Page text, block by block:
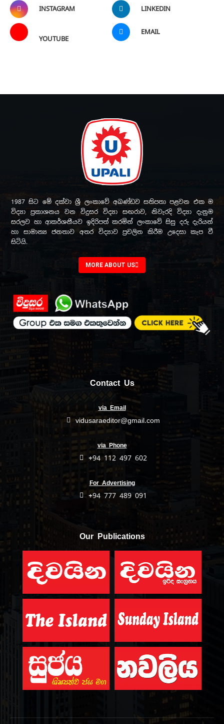
INSTAGRAM LINKEDIN
YOUTUBE
EMAIL
1987 සිට මේ දක්වා ශ්‍රී ලංකාවේ අඛණ්ඩව සතිපතා පළවන එක ම
විද්‍යා ප්‍රකාශනය වන විදුසර විද්‍යා සඟරාව, නිවැරදි විද්‍යා දැනුම
සරලව හා ආකර්ශනීයව ඉදිරිපත් කරමින් ලංකාවේ සිසු දරු දැරියන්
හා සාමාන්‍ය ජනතාව අතර විද්‍යාව ප්‍රචලිත කිරීම උදෙසා කැප වී
සිටියි.
MORE ABOUT US
Contact Us
via Email
vidusaraeditor@gmail.com
via Phone
+94 112 497 602
For Advertising
+94 777 489 091
Our Publications